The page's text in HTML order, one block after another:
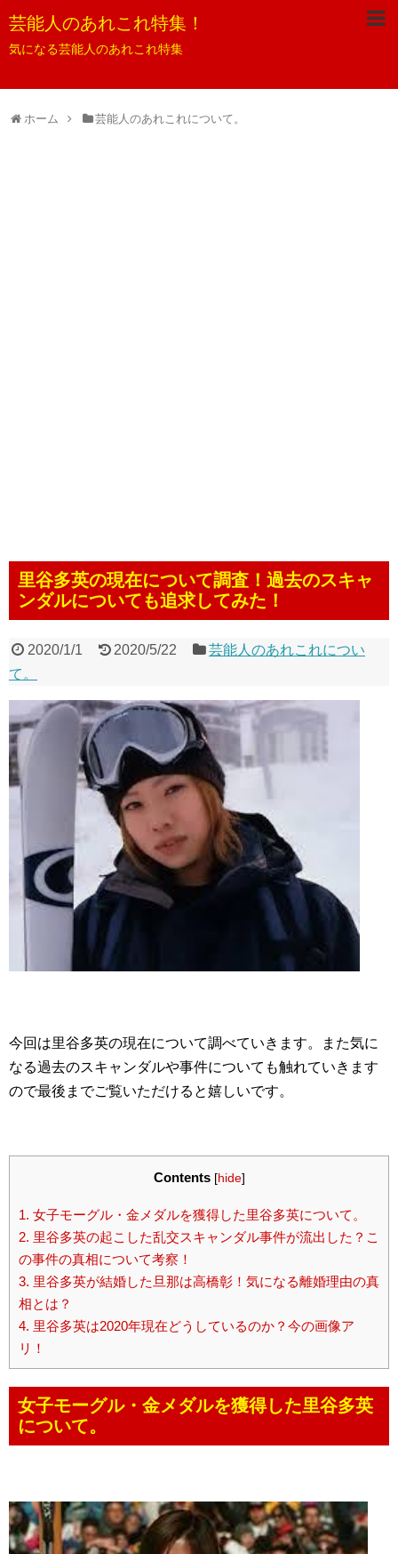
芸能人のあれこれ特集！
気になる芸能人のあれこれ特集
ホーム 芸能人のあれこれについて。
里谷多英の現在について調査！過去のスキャ
ンダルについても追求してみた！
2020/1/1 2020/5/22
芸能人のあれこれについ
て。
今回は里谷多英の現在について調べていきます。また気に
なる過去のスキャンダルや事件についても触れていきます
ので最後までご覧いただけると嬉しいです。
Contents [hide]
1. 女子モーグル・金メダルを獲得した里谷多英について。
2. 里谷多英の起こした乱交スキャンダル事件が流出した？こ
の事件の真相について考察！
3. 里谷多英が結婚した旦那は高橋彰！気になる離婚理由の真
相とは？
4. 里谷多英は2020年現在どうしているのか？今の画像ア
リ！
女子モーグル・金メダルを獲得した里谷多英
について。